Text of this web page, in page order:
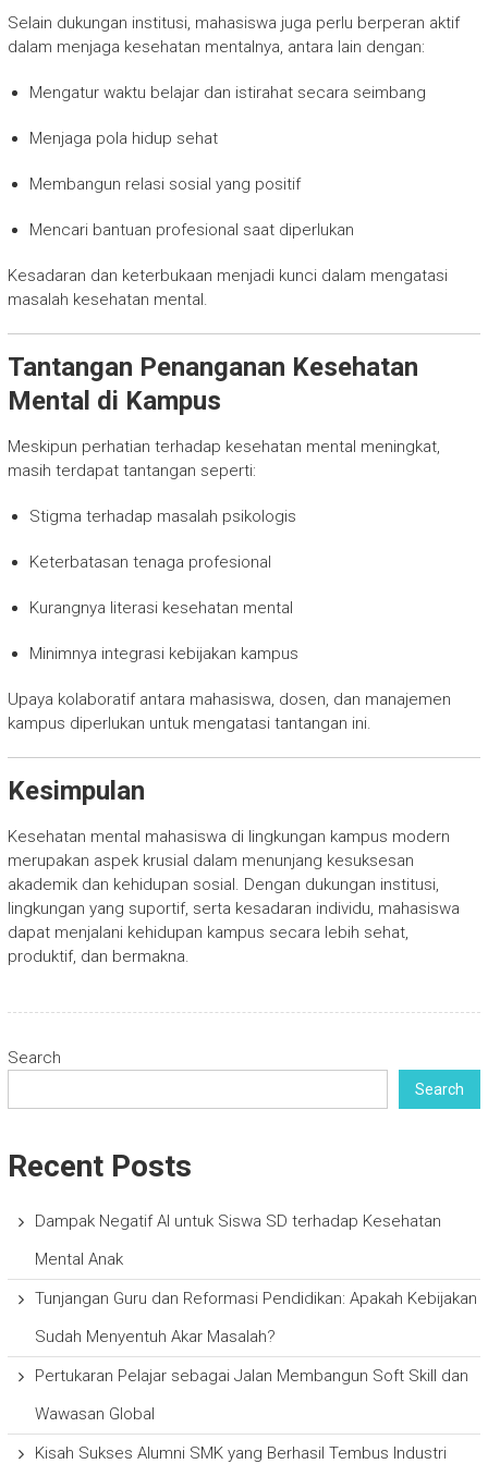
Selain dukungan institusi, mahasiswa juga perlu berperan aktif
dalam menjaga kesehatan mentalnya, antara lain dengan:
Mengatur waktu belajar dan istirahat secara seimbang
Menjaga pola hidup sehat
Membangun relasi sosial yang positif
Mencari bantuan profesional saat diperlukan
Kesadaran dan keterbukaan menjadi kunci dalam mengatasi
masalah kesehatan mental.
Tantangan Penanganan Kesehatan
Mental di Kampus
Meskipun perhatian terhadap kesehatan mental meningkat,
masih terdapat tantangan seperti:
Stigma terhadap masalah psikologis
Keterbatasan tenaga profesional
Kurangnya literasi kesehatan mental
Minimnya integrasi kebijakan kampus
Upaya kolaboratif antara mahasiswa, dosen, dan manajemen
kampus diperlukan untuk mengatasi tantangan ini.
Kesimpulan
Kesehatan mental mahasiswa di lingkungan kampus modern
merupakan aspek krusial dalam menunjang kesuksesan
akademik dan kehidupan sosial. Dengan dukungan institusi,
lingkungan yang suportif, serta kesadaran individu, mahasiswa
dapat menjalani kehidupan kampus secara lebih sehat,
produktif, dan bermakna.
Search
Search
Recent Posts
Dampak Negatif AI untuk Siswa SD terhadap Kesehatan
Mental Anak
Tunjangan Guru dan Reformasi Pendidikan: Apakah Kebijakan
Sudah Menyentuh Akar Masalah?
Pertukaran Pelajar sebagai Jalan Membangun Soft Skill dan
Wawasan Global
Kisah Sukses Alumni SMK yang Berhasil Tembus Industri